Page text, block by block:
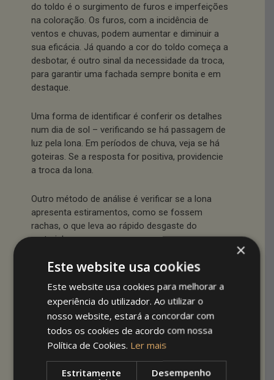
do toldo é o surgimento de furos e imperfeições
na coloração. Os furos, com a incidência de
ventos e chuvas, podem aumentar e diminuir a
sua eficácia. Já quando a cor do toldo começa a
desbotar, é outro sinal da necessidade da troca,
para garantir uma fachada sempre bonita e em
destaque.
Uma forma de identificar é conferir os detalhes
num dia de sol – verificando se há passagem de
luz pela lona. Em períodos de chuva, veja se há
goteiras. Se a resposta for positiva, providencie
a troca da lona.
Outro método de análise é verificar se a lona
apresenta estiramentos, como se fossem
rachas, o que leva ao rápido desgaste do
material.
Toldos para
empresas: em
quanto tempo é
preciso fazer a
×
Este website usa cookies
Este website usa cookies para melhorar a
experiência do utilizador. Ao utilizar o
nosso website, estará a concordar com
todos os cookies de acordo com nossa
Política de Cookies. Ler mais
Estritamente
Desempenho